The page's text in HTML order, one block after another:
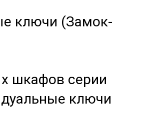
ключи (Замок-
шкафов серии
ключи